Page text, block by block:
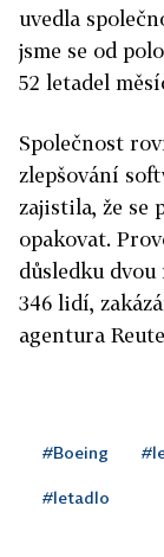
uvedla
jsme se od
52 letadel
Společnost
zlepšování
zajistila, že se
opakovat.
důsledku
346 lidí,
agentura
#Boeing
#letadlo